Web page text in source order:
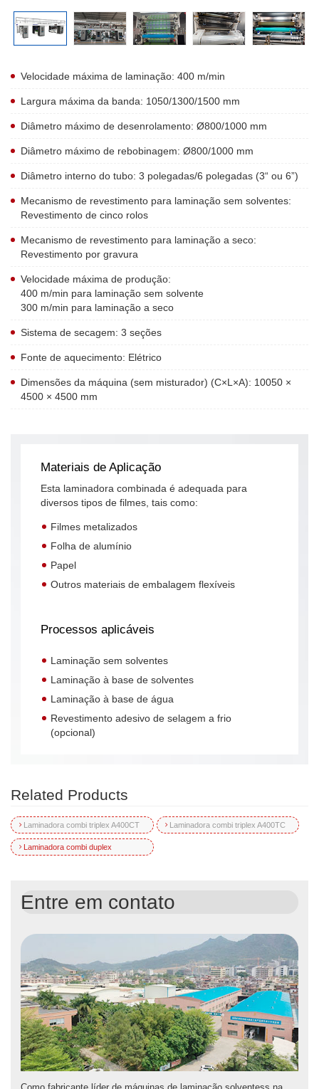
Velocidade máxima de laminação: 400 m/min
Largura máxima da banda: 1050/1300/1500 mm
Diâmetro máximo de desenrolamento: Ø800/1000 mm
Diâmetro máximo de rebobinagem: Ø800/1000 mm
Diâmetro interno do tubo: 3 polegadas/6 polegadas (3“ ou 6”)
Mecanismo de revestimento para laminação sem solventes:
Revestimento de cinco rolos
Mecanismo de revestimento para laminação a seco:
Revestimento por gravura
Velocidade máxima de produção:
400 m/min para laminação sem solvente
300 m/min para laminação a seco
Sistema de secagem: 3 seções
Fonte de aquecimento: Elétrico
Dimensões da máquina (sem misturador) (C×L×A): 10050 ×
4500 × 4500 mm
Materiais de Aplicação
Esta laminadora combinada é adequada para
diversos tipos de filmes, tais como:
Filmes metalizados
Folha de alumínio
Papel
Outros materiais de embalagem flexíveis
Processos aplicáveis
Laminação sem solventes
Laminação à base de solventes
Laminação à base de água
Revestimento adesivo de selagem a frio
(opcional)
Related Products
Laminadora combi triplex A400CT Laminadora combi triplex A400TC
Laminadora combi duplex
Entre em contato